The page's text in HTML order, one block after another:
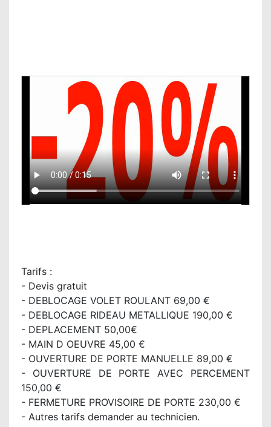
Tarifs :
- Devis gratuit
- DEBLOCAGE VOLET ROULANT 69,00 €
- DEBLOCAGE RIDEAU METALLIQUE 190,00 €
- DEPLACEMENT 50,00€
- MAIN D OEUVRE 45,00 €
- OUVERTURE DE PORTE MANUELLE 89,00 €
- OUVERTURE DE PORTE AVEC PERCEMENT
150,00 €
- FERMETURE PROVISOIRE DE PORTE 230,00 €
- Autres tarifs demander au technicien.